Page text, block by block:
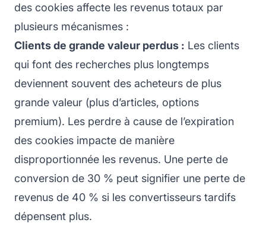
des cookies affecte les revenus totaux par
plusieurs mécanismes :
Clients de grande valeur perdus : Les clients
qui font des recherches plus longtemps
deviennent souvent des acheteurs de plus
grande valeur (plus d’articles, options
premium). Les perdre à cause de l’expiration
des cookies impacte de manière
disproportionnée les revenus. Une perte de
conversion de 30 % peut signifier une perte de
revenus de 40 % si les convertisseurs tardifs
dépensent plus.